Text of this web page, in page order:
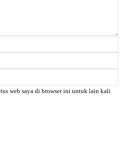
web saya di browser ini untuk lain kali